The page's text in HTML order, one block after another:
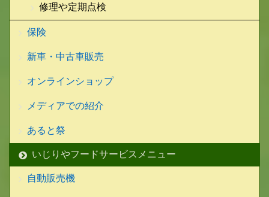
修理や定期点検
保険
新車・中古車販売
オンラインショップ
メディアでの紹介
あると祭
いじりやフードサービスメニュー
自動販売機